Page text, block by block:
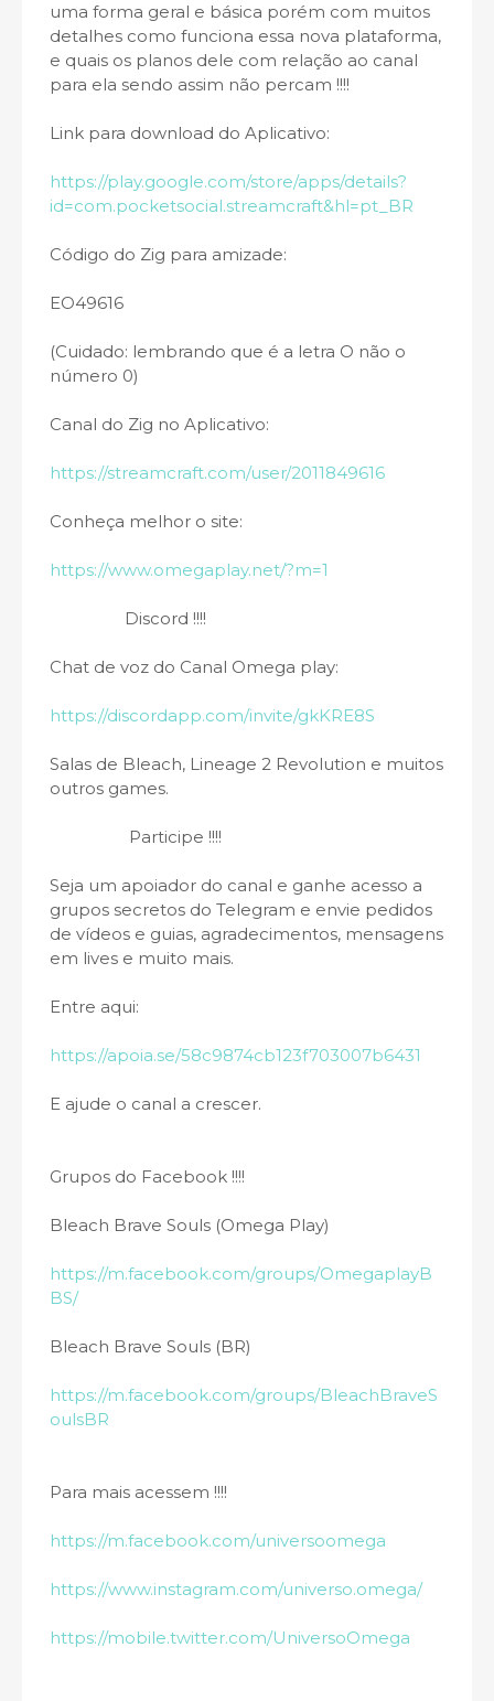
uma forma geral e básica porém com muitos
detalhes como funciona essa nova plataforma,
e quais os planos dele com relação ao canal
para ela sendo assim não percam !!!!
Link para download do Aplicativo:
https://play.google.com/store/apps/details?
id=com.pocketsocial.streamcraft&hl=pt_BR
Código do Zig para amizade:
EO49616
(Cuidado: lembrando que é a letra O não o
número 0)
Canal do Zig no Aplicativo:
https://streamcraft.com/user/2011849616
Conheça melhor o site:
https://www.omegaplay.net/?m=1
Discord !!!!
Chat de voz do Canal Omega play:
https://discordapp.com/invite/gkKRE8S
Salas de Bleach, Lineage 2 Revolution e muitos
outros games.
Participe !!!!
Seja um apoiador do canal e ganhe acesso a
grupos secretos do Telegram e envie pedidos
de vídeos e guias, agradecimentos, mensagens
em lives e muito mais.
Entre aqui:
https://apoia.se/58c9874cb123f703007b6431
E ajude o canal a crescer.
Grupos do Facebook !!!!
Bleach Brave Souls (Omega Play)
https://m.facebook.com/groups/OmegaplayB
BS/
Bleach Brave Souls (BR)
https://m.facebook.com/groups/BleachBraveS
oulsBR
Para mais acessem !!!!
https://m.facebook.com/universoomega
https://www.instagram.com/universo.omega/
https://mobile.twitter.com/UniversoOmega